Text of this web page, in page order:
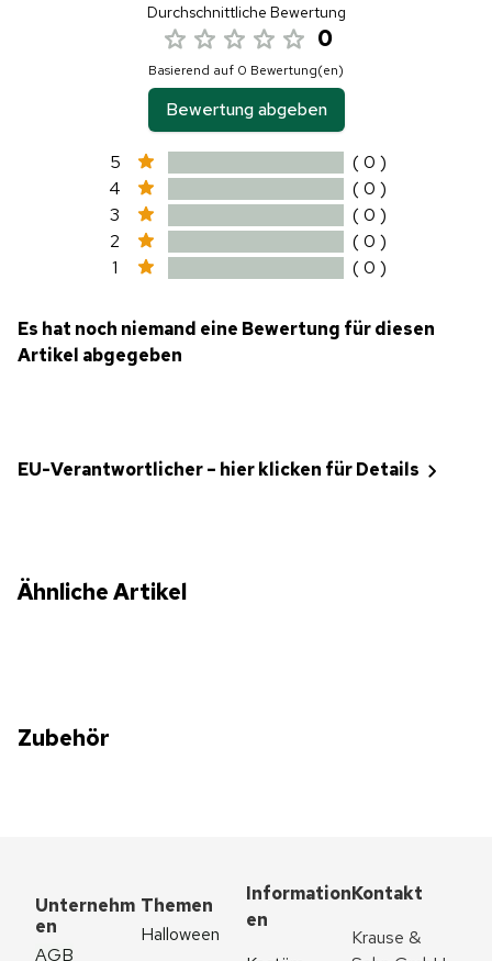
Durchschnittliche Bewertung
0
Basierend auf 0 Bewertung(en)
Bewertung abgeben
5
( 0 )
4
( 0 )
3
( 0 )
2
( 0 )
1
( 0 )
Es hat noch niemand eine Bewertung für diesen
Artikel abgegeben
EU-Verantwortlicher – hier klicken für Details
Ähnliche Artikel
Zubehör
Unternehm
en
AGB
Themen
Halloween
Information
en
Kontakt
Krause &